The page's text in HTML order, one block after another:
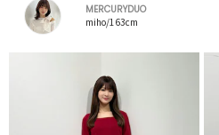
MERCURYDUO
miho/163cm